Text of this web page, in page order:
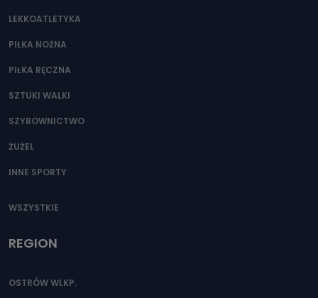
LEKKOATLETYKA
PIŁKA NOŻNA
PIŁKA RĘCZNA
SZTUKI WALKI
SZYBOWNICTWO
ŻUŻEL
INNE SPORTY
WSZYSTKIE
REGION
OSTRÓW WLKP.